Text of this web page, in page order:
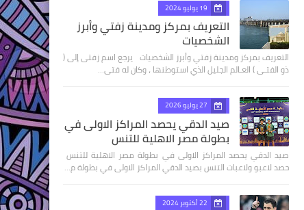
19 يوليو 2024
التعريف بمركز ومدينة زفتي وأبرز
الشخصيات
التعريف بمركز ومدينة زفتي وأبرز الشخصيات يرجع اسم زفتى إلى (
ذو الفتـى ) العـالم الجليل الذي استوطنها ، وكان له فتى…
27 يوليو 2026
صيد الدقي يحصد المراكز الاولى في
بطولة مصر الاهلية للتنس
صيد الدقي يحصد المراكز الاولى في بطولة مصر الاهلية للتنس
حصد لاعبو ولاعبات التنس بصيد الدقي المراكز الاولى في بطولة م…
22 أكتوبر 2024